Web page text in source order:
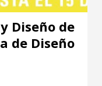
Diseño de
de Diseño